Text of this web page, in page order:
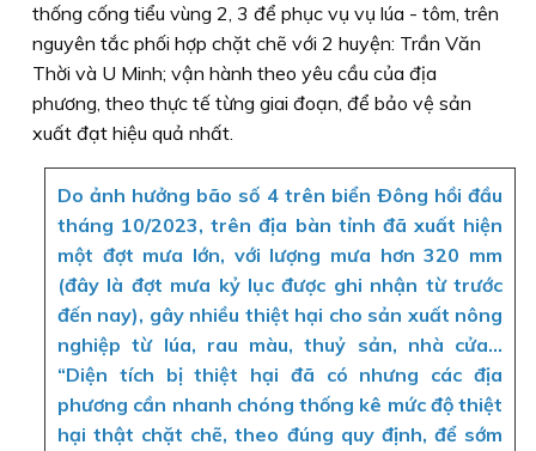
thống cống tiểu vùng 2, 3 để phục vụ vụ lúa - tôm, trên
nguyên tắc phối hợp chặt chẽ với 2 huyện: Trần Văn
Thời và U Minh; vận hành theo yêu cầu của địa
phương, theo thực tế từng giai đoạn, để bảo vệ sản
xuất đạt hiệu quả nhất.
Do ảnh hưởng bão số 4 trên biển Ðông hồi đầu
tháng 10/2023, trên địa bàn tỉnh đã xuất hiện
một đợt mưa lớn, với lượng mưa hơn 320 mm
(đây là đợt mưa kỷ lục được ghi nhận từ trước
đến nay), gây nhiều thiệt hại cho sản xuất nông
nghiệp từ lúa, rau màu, thuỷ sản, nhà cửa...
“Diện tích bị thiệt hại đã có nhưng các địa
phương cần nhanh chóng thống kê mức độ thiệt
hại thật chặt chẽ, theo đúng quy định, để sớm